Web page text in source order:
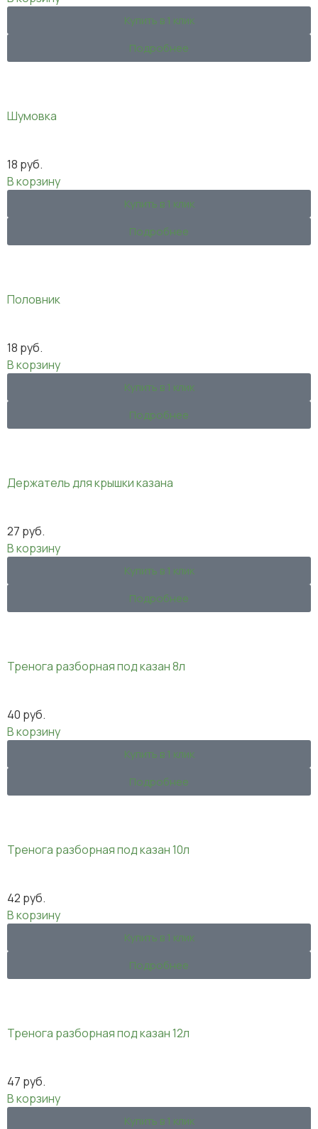
Купить в 1 клик
Подробнее
Шумовка
18 руб.
В корзину
Купить в 1 клик
Подробнее
Половник
18 руб.
В корзину
Купить в 1 клик
Подробнее
Держатель для крышки казана
27 руб.
В корзину
Купить в 1 клик
Подробнее
Тренога разборная под казан 8л
40 руб.
В корзину
Купить в 1 клик
Подробнее
Тренога разборная под казан 10л
42 руб.
В корзину
Купить в 1 клик
Подробнее
Тренога разборная под казан 12л
47 руб.
В корзину
Купить в 1 клик